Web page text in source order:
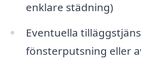
enklare städning)
Eventuella
fönsterputsning eller